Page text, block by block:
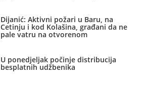
Dijanić: Aktivni požari u Baru, na
Cetinju i kod Kolašina, građani da ne
pale vatru na otvorenom
U ponedjeljak počinje distribucija
besplatnih udžbenika